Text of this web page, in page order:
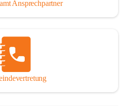
Ansprechpartner